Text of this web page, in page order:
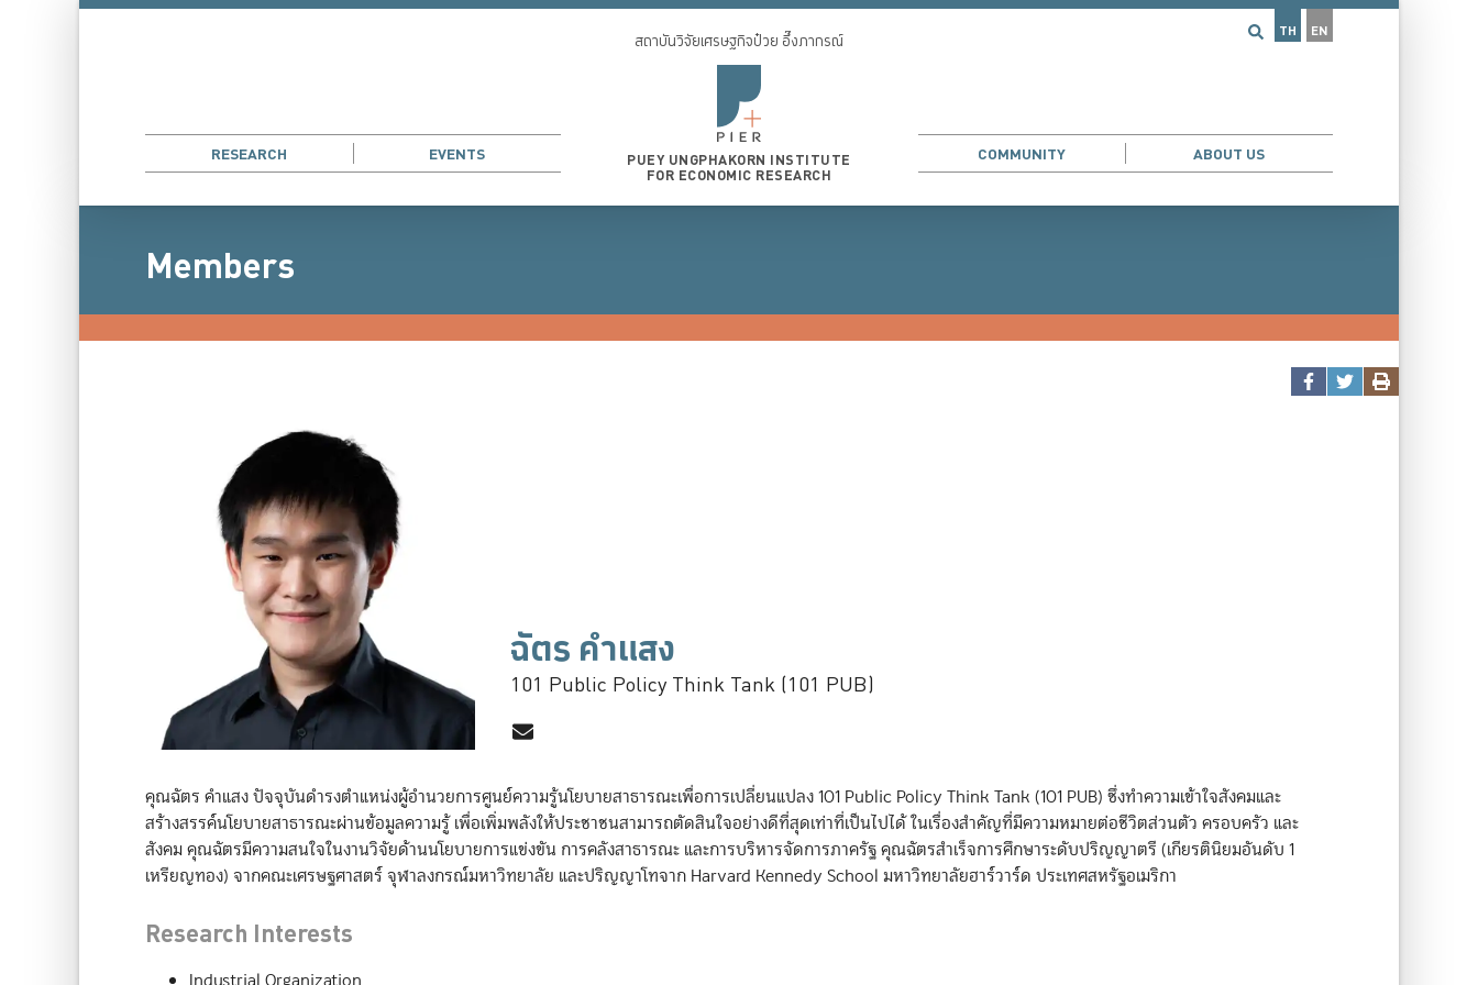
TH EN
RESEARCH EVENTS
สถาบันวิจัยเศรษฐกิจป๋วย อึ๊งภากรณ์
PUEY UNGPHAKORN INSTITUTE
FOR ECONOMIC RESEARCH
COMMUNITY ABOUT US
Members
ฉัตร คำแสง
101 Public Policy Think Tank (101 PUB)
คุณฉัตร คำแสง ปัจจุบันดำรงตำแหน่งผู้อำนวยการศูนย์ความรู้นโยบายสาธารณะเพื่อการเปลี่ยนแปลง 101 Public Policy Think Tank (101 PUB) ซึ่งทำความเข้าใจสังคมและ
สร้างสรรค์นโยบายสาธารณะผ่านข้อมูลความรู้ เพื่อเพิ่มพลังให้ประชาชนสามารถตัดสินใจอย่างดีที่สุดเท่าที่เป็นไปได้ ในเรื่องสำคัญที่มีความหมายต่อชีวิตส่วนตัว ครอบครัว และ
สังคม คุณฉัตรมีความสนใจในงานวิจัยด้านนโยบายการแข่งขัน การคลังสาธารณะ และการบริหารจัดการภาครัฐ คุณฉัตรสำเร็จการศึกษาระดับปริญญาตรี (เกียรตินิยมอันดับ 1
เหรียญทอง) จากคณะเศรษฐศาสตร์ จุฬาลงกรณ์มหาวิทยาลัย และปริญญาโทจาก Harvard Kennedy School มหาวิทยาลัยฮาร์วาร์ด ประเทศสหรัฐอเมริกา
Research Interests